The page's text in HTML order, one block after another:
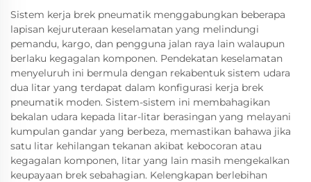
Sistem kerja brek pneumatik menggabungkan beberapa
lapisan kejuruteraan keselamatan yang melindungi
pemandu, kargo, dan pengguna jalan raya lain walaupun
berlaku kegagalan komponen. Pendekatan keselamatan
menyeluruh ini bermula dengan rekabentuk sistem udara
dua litar yang terdapat dalam konfigurasi kerja brek
pneumatik moden. Sistem-sistem ini membahagikan
bekalan udara kepada litar-litar berasingan yang melayani
kumpulan gandar yang berbeza, memastikan bahawa jika
satu litar kehilangan tekanan akibat kebocoran atau
kegagalan komponen, litar yang lain masih mengekalkan
keupayaan brek sebahagian. Kelengkapan berlebihan